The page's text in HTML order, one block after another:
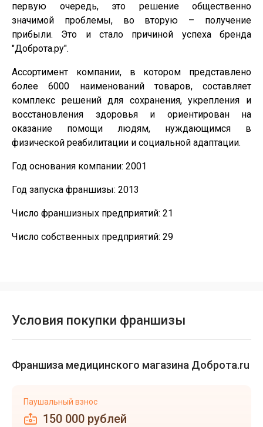
первую очередь, это решение общественно
значимой проблемы, во вторую – получение
прибыли. Это и стало причиной успеха бренда
"Доброта.ру".
Ассортимент компании, в котором представлено
более 6000 наименований товаров, составляет
комплекс решений для сохранения, укрепления и
восстановления здоровья и ориентирован на
оказание помощи людям, нуждающимся в
физической реабилитации и социальной адаптации.
Год основания компании: 2001
Год запуска франшизы: 2013
Число франшизных предприятий: 21
Число собственных предприятий: 29
Условия покупки франшизы
Франшиза медицинского магазина Доброта.ru
Паушальный взнос
150 000 рублей